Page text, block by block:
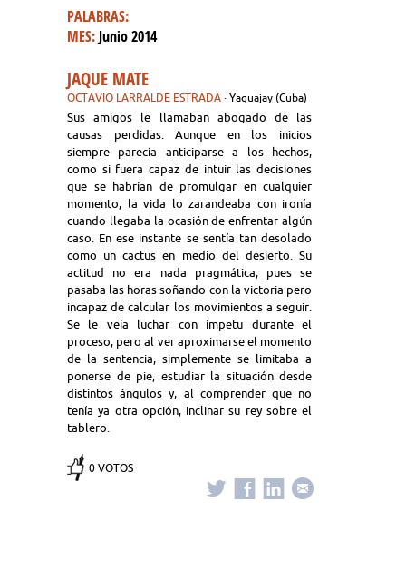
PALABRAS:
MES: Junio 2014
JAQUE MATE
OCTAVIO LARRALDE ESTRADA · Yaguajay (Cuba)
Sus amigos le llamaban abogado de las
causas perdidas. Aunque en los inicios
siempre parecía anticiparse a los hechos,
como si fuera capaz de intuir las decisiones
que se habrían de promulgar en cualquier
momento, la vida lo zarandeaba con ironía
cuando llegaba la ocasión de enfrentar algún
caso. En ese instante se sentía tan desolado
como un cactus en medio del desierto. Su
actitud no era nada pragmática, pues se
pasaba las horas soñando con la victoria pero
incapaz de calcular los movimientos a seguir.
Se le veía luchar con ímpetu durante el
proceso, pero al ver aproximarse el momento
de la sentencia, simplemente se limitaba a
ponerse de pie, estudiar la situación desde
distintos ángulos y, al comprender que no
tenía ya otra opción, inclinar su rey sobre el
tablero.
0 VOTOS